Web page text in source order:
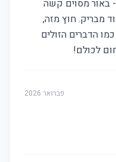
- באור מסוים קשה
מבריק. חוץ מזה,
הדברים הזולים
לכולם!
פברואר 2026